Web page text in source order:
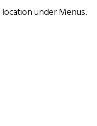
underMenus.